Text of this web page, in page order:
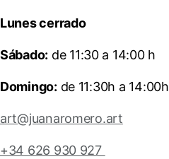
Lunes cerrado
Sábado: de 11:30 a 14:00 h
Domingo: de 11:30h a 14:00h
art@juanaromero.art
+34 626 930 927